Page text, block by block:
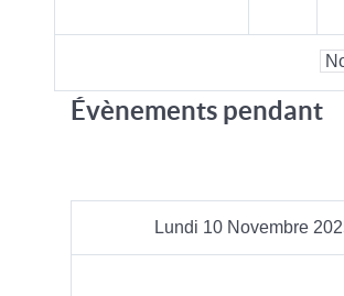
Évènements pendant
Lundi 10 Novembre